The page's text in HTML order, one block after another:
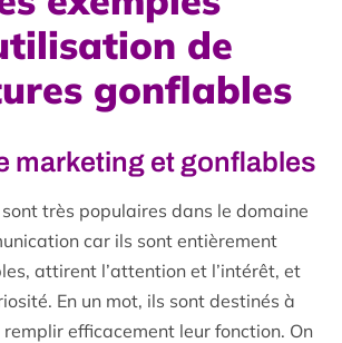
de
gonflables
marketing et gonflables
très populaires dans le domaine
car ils sont entièrement
attirent l’attention et l’intérêt, et
En un mot, ils sont destinés à
remplir efficacement leur fonction. On